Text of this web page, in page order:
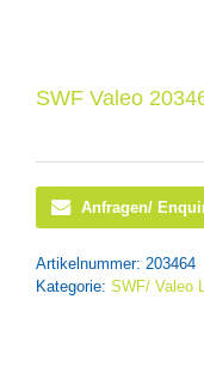
SWF Valeo
Anfragen/
Artikelnummer: 203464
Kategorie: SWF/ Valeo